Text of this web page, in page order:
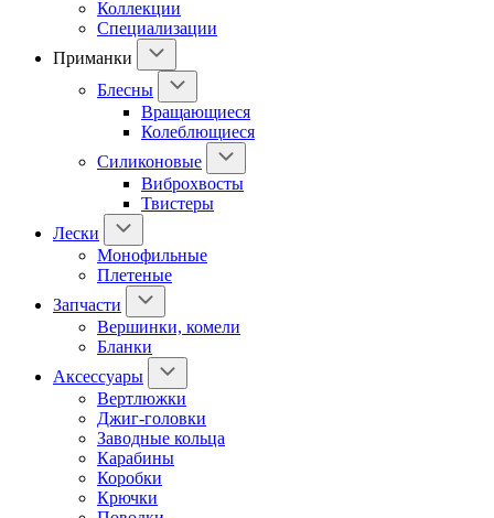
Коллекции
Специализации
Приманки
Блесны
Вращающиеся
Колеблющиеся
Силиконовые
Виброхвосты
Твистеры
Лески
Монофильные
Плетеные
Запчасти
Вершинки, комели
Бланки
Аксессуары
Вертлюжки
Джиг-головки
Заводные кольца
Карабины
Коробки
Крючки